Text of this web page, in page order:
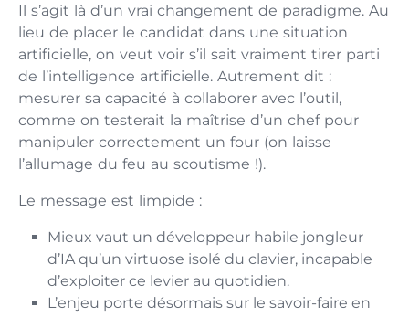
Il s’agit là d’un vrai changement de paradigme. Au
lieu de placer le candidat dans une situation
artificielle, on veut voir s’il sait vraiment tirer parti
de l’intelligence artificielle. Autrement dit :
mesurer sa capacité à collaborer avec l’outil,
comme on testerait la maîtrise d’un chef pour
manipuler correctement un four (on laisse
l’allumage du feu au scoutisme !).
Le message est limpide :
Mieux vaut un développeur habile jongleur
d’IA qu’un virtuose isolé du clavier, incapable
d’exploiter ce levier au quotidien.
L’enjeu porte désormais sur le savoir-faire en